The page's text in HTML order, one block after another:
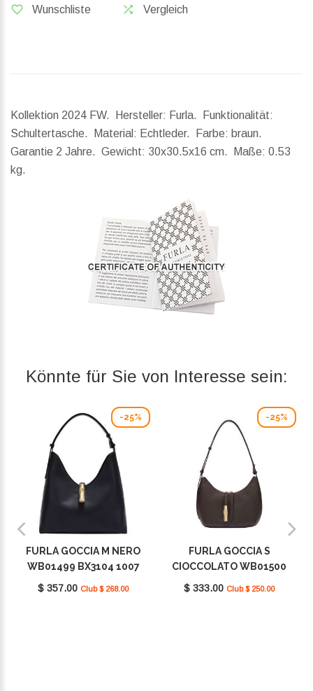
Wunschliste Vergleich
Kollektion 2024 FW. Hersteller: Furla. Funktionalität:
Schultertasche. Material: Echtleder. Farbe: braun.
Garantie 2 Jahre. Gewicht: 30x30.5x16 cm. Maße: 0.53
kg.
Könnte für Sie von Interesse sein:
-25%
FURLA GOCCIA M NERO
WB01499 BX3104 1007
O6000
$ 357.00 Club $ 268.00
-25%
FURLA GOCCIA S
CIOCCOLATO WB01500
BX3353 1007 2460S
$ 333.00 Club $ 250.00